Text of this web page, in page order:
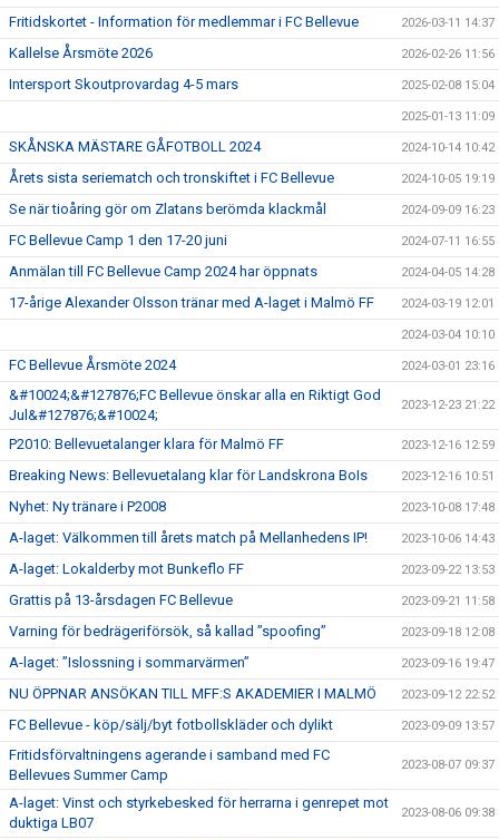
DOMARE
GYMKORT NORDIC WELLNESS
POLICY SOCIALA MEDIER
Fritidskortet - Information för medlemmar i FC Bellevue 2026-03-11 14:37
Kallelse Årsmöte 2026 2026-02-26 11:56
Intersport Skoutprovardag 4-5 mars 2025-02-08 15:04
2025-01-13 11:09
SKÅNSKA MÄSTARE GÅFOTBOLL 2024 2024-10-14 10:42
Årets sista seriematch och tronskiftet i FC Bellevue 2024-10-05 19:19
Se när tioåring gör om Zlatans berömda klackmål 2024-09-09 16:23
FC Bellevue Camp 1 den 17-20 juni 2024-07-11 16:55
Anmälan till FC Bellevue Camp 2024 har öppnats 2024-04-05 14:28
17-årige Alexander Olsson tränar med A-laget i Malmö FF 2024-03-19 12:01
2024-03-04 10:10
FC Bellevue Årsmöte 2024 2024-03-01 23:16
&#10024;&#127876;FC Bellevue önskar alla en Riktigt God
Jul&#127876;&#10024;
2023-12-23 21:22
P2010: Bellevuetalanger klara för Malmö FF 2023-12-16 12:59
Breaking News: Bellevuetalang klar för Landskrona BoIs 2023-12-16 10:51
Nyhet: Ny tränare i P2008 2023-10-08 17:48
A-laget: Välkommen till årets match på Mellanhedens IP! 2023-10-06 14:43
A-laget: Lokalderby mot Bunkeflo FF 2023-09-22 13:53
Grattis på 13-årsdagen FC Bellevue 2023-09-21 11:58
Varning för bedrägeriförsök, så kallad ”spoofing” 2023-09-18 12:08
A-laget: ”Islossning i sommarvärmen” 2023-09-16 19:47
NU ÖPPNAR ANSÖKAN TILL MFF:S AKADEMIER I MALMÖ 2023-09-12 22:52
FC Bellevue - köp/sälj/byt fotbollskläder och dylikt 2023-09-09 13:57
Fritidsförvaltningens agerande i samband med FC
Bellevues Summer Camp
2023-08-07 09:37
A-laget: Vinst och styrkebesked för herrarna i genrepet mot
duktiga LB07
2023-08-06 09:38